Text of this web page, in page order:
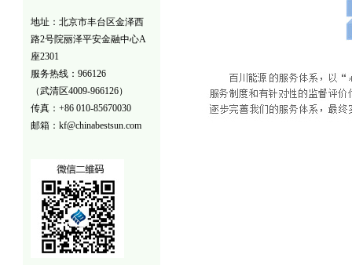
地址：北京市丰台区金泽西
路2号院丽泽平安金融中心A
座2301
服务热线：966126
（武清区4009-966126）
传真：+86 010-85670030
邮箱：kf@chinabestsun.com